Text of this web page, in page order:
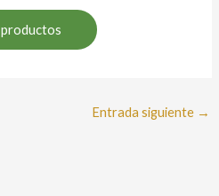
Entrada siguiente →